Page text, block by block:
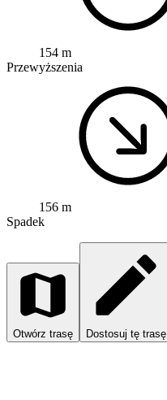
154 m
Przewyższenia
156 m
Spadek
Otwórz trasę Dostosuj tę trasę